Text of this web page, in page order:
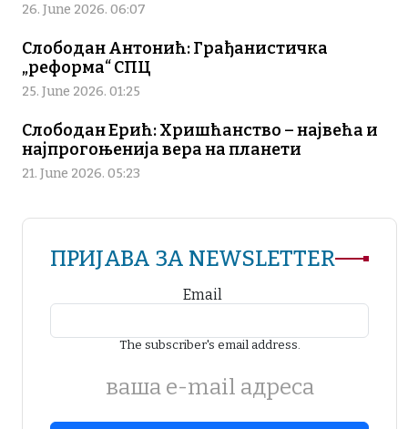
26. June 2026. 06:07
Слободан Антонић: Грађанистичка
„реформа“ СПЦ
25. June 2026. 01:25
Слободан Ерић: Хришћанство – највећа и
најпрогоњенија вера на планети
21. June 2026. 05:23
ПРИЈАВА ЗА NEWSLETTER
Email
The subscriber's email address.
ваша е-mail адреса